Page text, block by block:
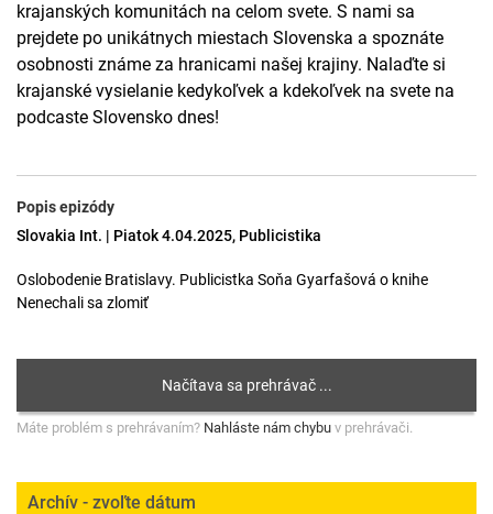
krajanských komunitách na celom svete. S nami sa
prejdete po unikátnych miestach Slovenska a spoznáte
osobnosti známe za hranicami našej krajiny. Nalaďte si
krajanské vysielanie kedykoľvek a kdekoľvek na svete na
podcaste Slovensko dnes!
Popis epizódy
Slovakia Int. | Piatok 4.04.2025, Publicistika
Oslobodenie Bratislavy. Publicistka Soňa Gyarfašová o knihe
Nenechali sa zlomiť
Máte problém s prehrávaním? Nahláste nám chybu v prehrávači.
Archív - zvoľte dátum